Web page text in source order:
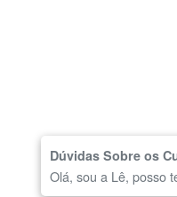
Dúvidas Sobre os
Olá, sou a Lê, posso